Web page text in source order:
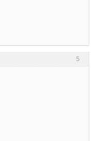
5